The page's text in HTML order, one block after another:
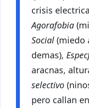
crisis
Agorafobia
Social (miedo
demas),
aracnas,
selectivo
pero callan